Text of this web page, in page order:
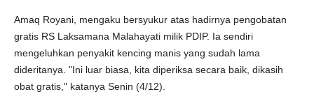
Amaq Royani, mengaku bersyukur atas hadirnya pengobatan
gratis RS Laksamana Malahayati milik PDIP. Ia sendiri
mengeluhkan penyakit kencing manis yang sudah lama
dideritanya. "Ini luar biasa, kita diperiksa secara baik, dikasih
obat gratis," katanya Senin (4/12).